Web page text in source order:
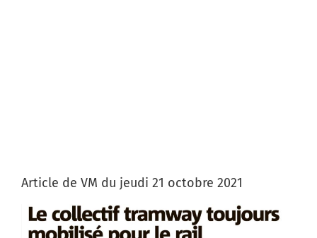
Article de VM du jeudi 21 octobre 2021